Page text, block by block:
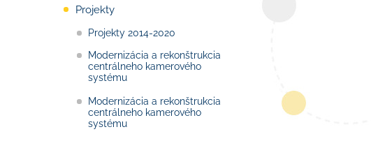
Projekty
Projekty 2014-2020
Modernizácia a rekonštrukcia
centrálneho kamerového
systému
Modernizácia a rekonštrukcia
centrálneho kamerového
systému